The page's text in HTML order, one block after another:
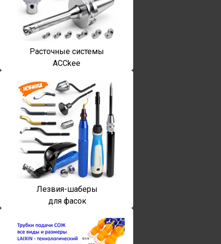
Расточные системы
ACCkee
Лезвия-шаберы
для фасок